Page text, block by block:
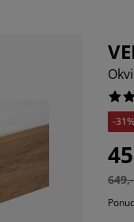
-31%
54.77707006369427%
15.92356687898089%
7.006369426751593%